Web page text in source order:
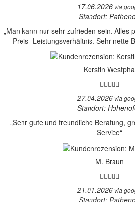
17.06.2026 via
Standort:
„Man kann nur sehr zufrieden sein. Alles
Preis- Leistungsverhältnis. Sehr nette
Kerstin Westphal
27.04.2026 via
Standort:
„Sehr gute und freundliche Beratung,
Service“
M. Braun
21.01.2026 via
Standort: